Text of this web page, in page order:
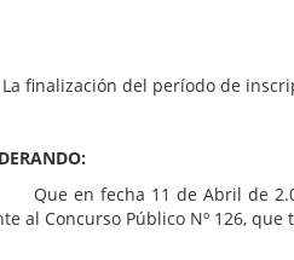
del período de inscripción
11 de Abril de 2.013
al Concurso Público Nº 126,